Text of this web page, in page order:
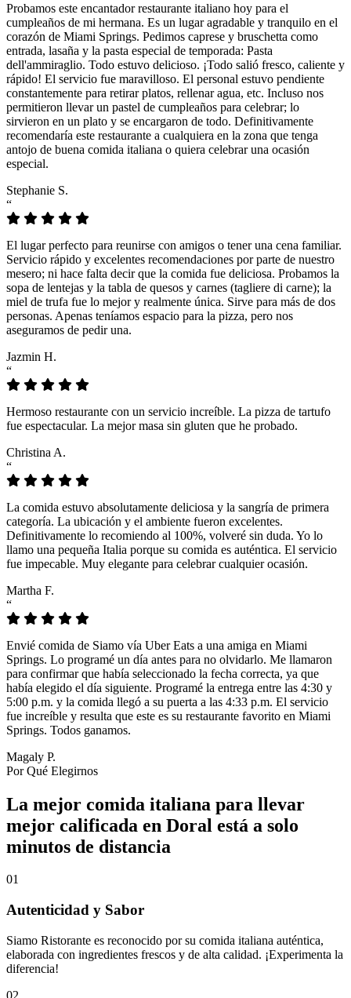
Probamos este encantador restaurante italiano hoy para el
cumpleaños de mi hermana. Es un lugar agradable y tranquilo en el
corazón de Miami Springs. Pedimos caprese y bruschetta como
entrada, lasaña y la pasta especial de temporada: Pasta
dell'ammiraglio. Todo estuvo delicioso. ¡Todo salió fresco, caliente y
rápido! El servicio fue maravilloso. El personal estuvo pendiente
constantemente para retirar platos, rellenar agua, etc. Incluso nos
permitieron llevar un pastel de cumpleaños para celebrar; lo
sirvieron en un plato y se encargaron de todo. Definitivamente
recomendaría este restaurante a cualquiera en la zona que tenga
antojo de buena comida italiana o quiera celebrar una ocasión
especial.
Stephanie S.
“
El lugar perfecto para reunirse con amigos o tener una cena familiar.
Servicio rápido y excelentes recomendaciones por parte de nuestro
mesero; ni hace falta decir que la comida fue deliciosa. Probamos la
sopa de lentejas y la tabla de quesos y carnes (tagliere di carne); la
miel de trufa fue lo mejor y realmente única. Sirve para más de dos
personas. Apenas teníamos espacio para la pizza, pero nos
aseguramos de pedir una.
Jazmin H.
“
Hermoso restaurante con un servicio increíble. La pizza de tartufo
fue espectacular. La mejor masa sin gluten que he probado.
Christina A.
“
La comida estuvo absolutamente deliciosa y la sangría de primera
categoría. La ubicación y el ambiente fueron excelentes.
Definitivamente lo recomiendo al 100%, volveré sin duda. Yo lo
llamo una pequeña Italia porque su comida es auténtica. El servicio
fue impecable. Muy elegante para celebrar cualquier ocasión.
Martha F.
“
Envié comida de Siamo vía Uber Eats a una amiga en Miami
Springs. Lo programé un día antes para no olvidarlo. Me llamaron
para confirmar que había seleccionado la fecha correcta, ya que
había elegido el día siguiente. Programé la entrega entre las 4:30 y
5:00 p.m. y la comida llegó a su puerta a las 4:33 p.m. El servicio
fue increíble y resulta que este es su restaurante favorito en Miami
Springs. Todos ganamos.
Magaly P.
Por Qué Elegirnos
La mejor comida italiana para llevar
mejor calificada en Doral está a solo
minutos de distancia
01
Autenticidad y Sabor
Siamo Ristorante es reconocido por su comida italiana auténtica,
elaborada con ingredientes frescos y de alta calidad. ¡Experimenta la
diferencia!
02